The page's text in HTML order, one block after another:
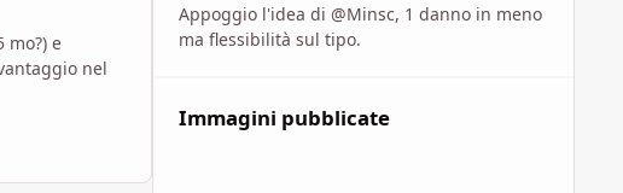
mo?) e
nel
Appoggio l'idea di @Minsc, 1 danno in meno
ma flessibilità sul tipo.
Immagini pubblicate